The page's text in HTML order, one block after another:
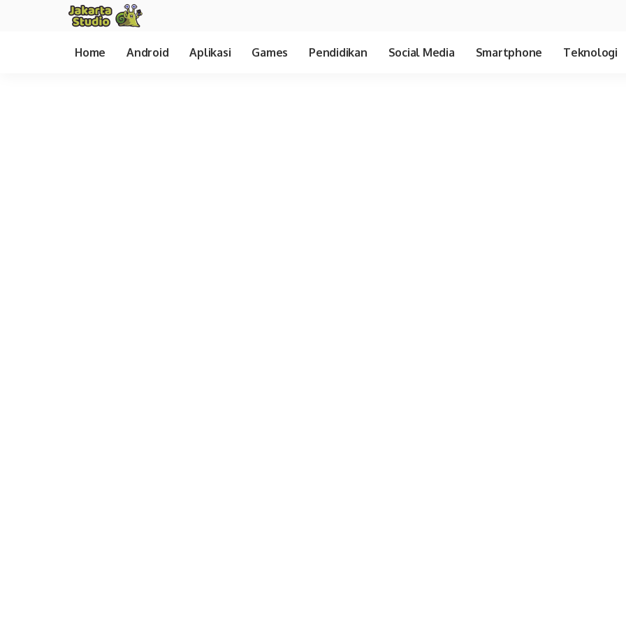
Home Android Aplikasi Games Pendidikan Social Media Smartphone Teknologi